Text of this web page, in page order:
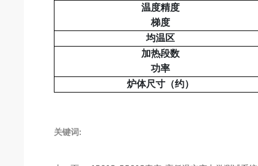
温度精度
梯度
均温区
加热段数
功率
炉体尺寸（约）
关键词: